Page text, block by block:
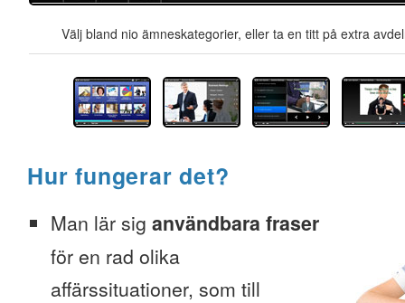
Välj bland nio ämneskategorier, eller ta en titt på extra
Hur fungerar det?
Man lär sig användbara fraser
för en rad olika
affärssituationer, som till